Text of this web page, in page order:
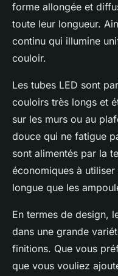
forme allongée et
toute leur longueur.
continu qui illumine
couloir.
Les tubes LED sont
couloirs très longs et
sur les murs ou au
douce qui ne fatigue
sont alimentés par la
économiques à
longue que les
En termes de design,
dans une grande
finitions. Que vous
que vous vouliez